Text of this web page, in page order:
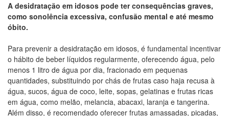
A desidratação em idosos pode ter consequências graves,
como sonolência excessiva, confusão mental e até mesmo
óbito.
Para prevenir a desidratação em idosos, é fundamental incentivar
o hábito de beber líquidos regularmente, oferecendo água, pelo
menos 1 litro de água por dia, fracionado em pequenas
quantidades, substituindo por chás de frutas caso haja recusa à
água, sucos, água de coco, leite, sopas, gelatinas e frutas ricas
em água, como melão, melancia, abacaxi, laranja e tangerina.
Além disso, é recomendado oferecer frutas amassadas, picadas,